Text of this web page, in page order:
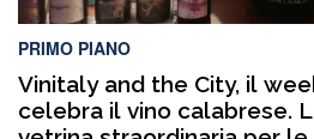
PRIMO PIANO
Vinitaly and the City, il
celebra il vino calabrese.